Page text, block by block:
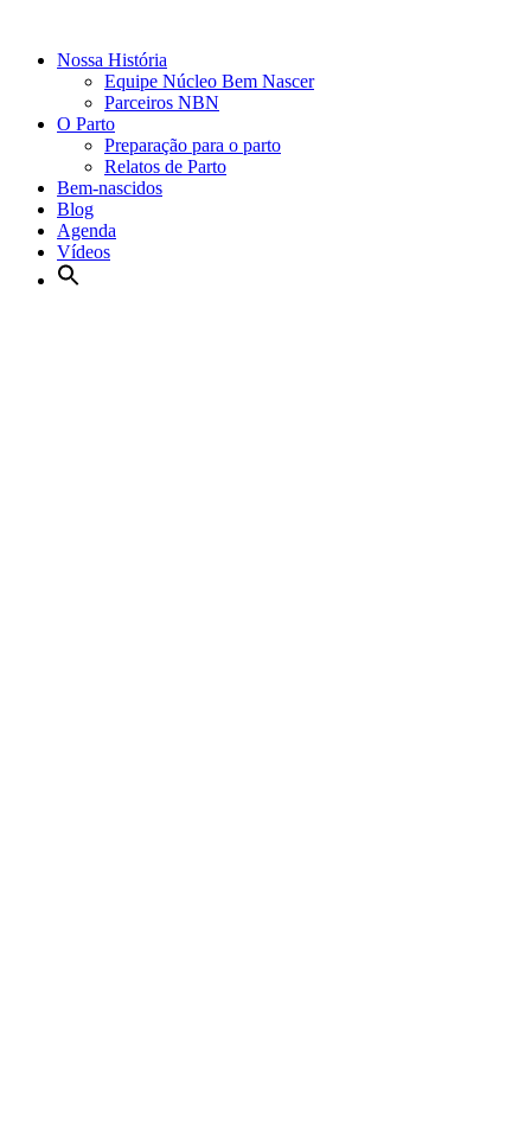
Nossa História
Equipe Núcleo Bem Nascer
Parceiros NBN
O Parto
Preparação para o parto
Relatos de Parto
Bem-nascidos
Blog
Agenda
Vídeos